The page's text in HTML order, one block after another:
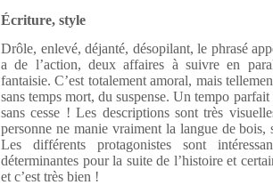
Écriture, style
Drôle, enlevé, déjanté, désopilant, le phrasé
a de l’action, deux affaires à suivre en
fantaisie. C’est totalement amoral, mais
sans temps mort, du suspense. Un tempo
sans cesse ! Les descriptions sont très
personne ne manie vraiment la langue de
Les différents protagonistes sont
déterminantes pour la suite de l’histoire et
et c’est très bien !